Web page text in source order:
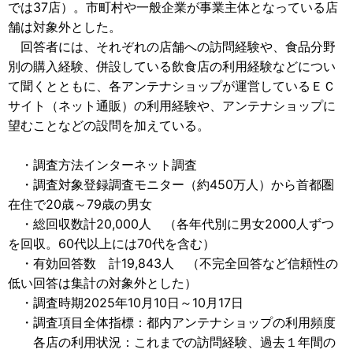
では37店）。市町村や一般企業が事業主体となっている店
舗は対象外とした。
回答者には、それぞれの店舗への訪問経験や、食品分野
別の購入経験、併設している飲食店の利用経験などについ
て聞くとともに、各アンテナショップが運営しているＥＣ
サイト（ネット通販）の利用経験や、アンテナショップに
望むことなどの設問を加えている。
・調査方法インターネット調査
・調査対象登録調査モニター（約450万人）から首都圏
在住で20歳～79歳の男女
・総回収数計20,000人 （各年代別に男女2000人ずつ
を回収。60代以上には70代を含む）
・有効回答数 計19,843人 （不完全回答など信頼性の
低い回答は集計の対象外とした）
・調査時期2025年10月10日～10月17日
・調査項目全体指標：都内アンテナショップの利用頻度
各店の利用状況：これまでの訪問経験、過去１年間の